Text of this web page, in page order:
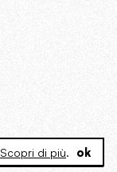
Scopri di più. ok